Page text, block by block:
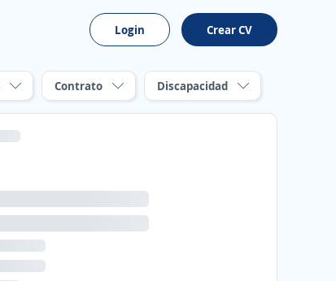
Login Crear CV
Contrato Discapacidad